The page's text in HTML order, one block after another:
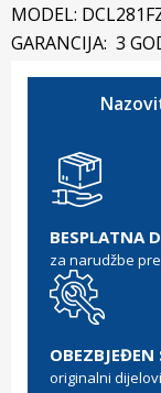
MODEL:
GARANCIJA: 3
BESPLATNA
za narudžbe
OBEZBJEĐEN
originalni dijelovi